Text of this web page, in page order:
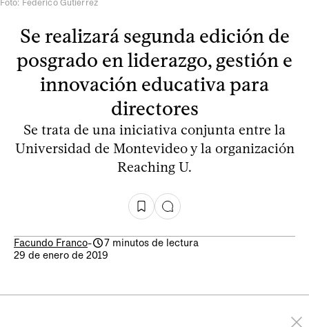
Foto: Federico Gutiérrez
Se realizará segunda edición de
posgrado en liderazgo, gestión e
innovación educativa para
directores
Se trata de una iniciativa conjunta entre la
Universidad de Montevideo y la organización
Reaching U.
Facundo Franco-
7 minutos de lectura
29 de enero de 2019